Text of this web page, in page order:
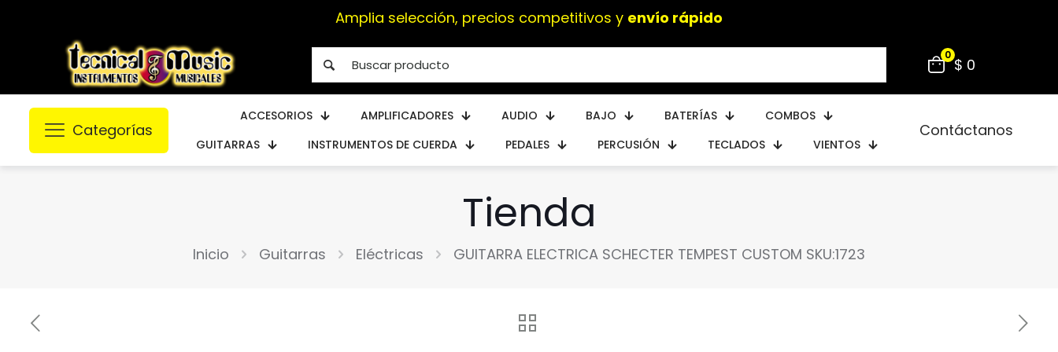
Instrumentos musicales dealta calidad
0 $ 0
Categorías
ACCESORIOS AMPLIFICADORES AUDIO BAJO BATERÍAS
COMBOS
GUITARRAS
INSTRUMENTOS DE CUERDA PEDALES PERCUSIÓN TECLADOS VIENTOS
Contáctanos
Tienda
Inicio Guitarras Eléctricas GUITARRA ELECTRICA SCHECTER TEMPEST CUSTOM SKU:1723